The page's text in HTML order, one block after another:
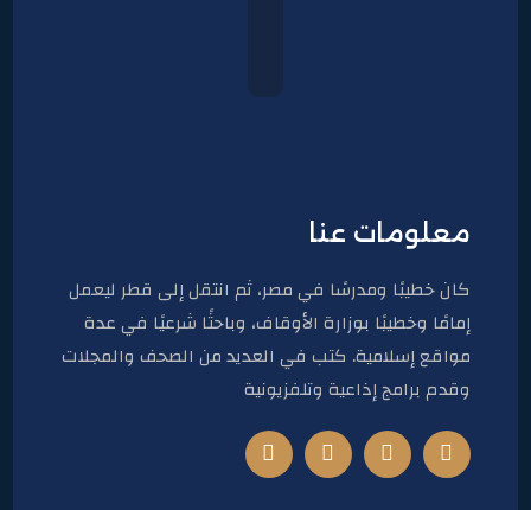
معلومات عنا
كان خطيبًا ومدرسًا في مصر، ثم انتقل إلى قطر ليعمل
إمامًا وخطيبًا بوزارة الأوقاف، وباحثًا شرعيًا في عدة
مواقع إسلامية. كتب في العديد من الصحف والمجلات
وقدم برامج إذاعية وتلفزيونية